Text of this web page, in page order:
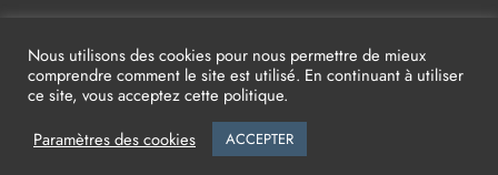
Nous utilisons des cookies pour nous permettre de mieux
comprendre comment le site est utilisé. En continuant à utiliser
ce site, vous acceptez cette politique.
Paramètres des cookies
ACCEPTER